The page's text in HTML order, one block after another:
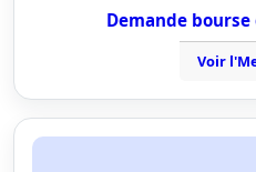
Demande
Voir